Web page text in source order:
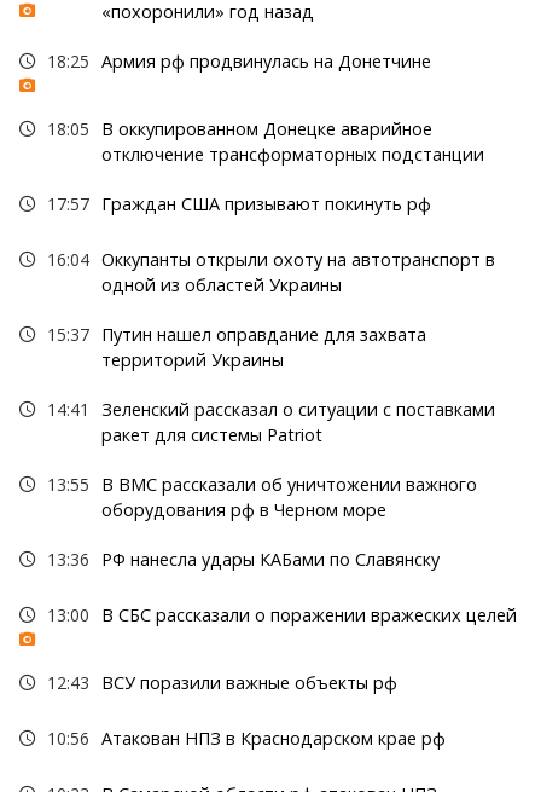
«похоронили» год назад
18:25 Армия рф продвинулась на Донетчине
18:05
В оккупированном Донецке аварийное
отключение трансформаторных подстанции
17:57 Граждан США призывают покинуть рф
16:04 Оккупанты открыли охоту на автотранспорт в
одной из областей Украины
15:37 Путин нашел оправдание для захвата
территорий Украины
14:41
Зеленский рассказал о ситуации с поставками
ракет для системы Patriot
13:55
В ВМС рассказали об уничтожении важного
оборудования рф в Черном море
13:36 РФ нанесла удары КАБами по Славянску
13:00 В СБС рассказали о поражении вражеских целей
12:43 ВСУ поразили важные объекты рф
10:56 Атакован НПЗ в Краснодарском крае рф